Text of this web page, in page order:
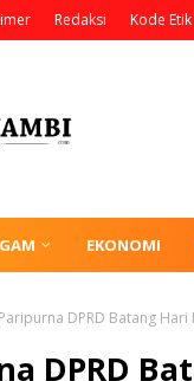
Redaksi Kode Etik
EKONOMI
Paripurna DPRD Batang
DPRD